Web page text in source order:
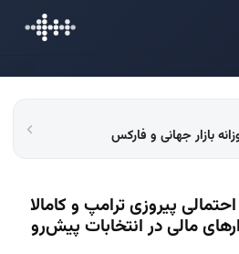
بازار جهانی و فارکس
پیروزی ترامپ و کامالا
مالی در انتخابات پیش‌رو